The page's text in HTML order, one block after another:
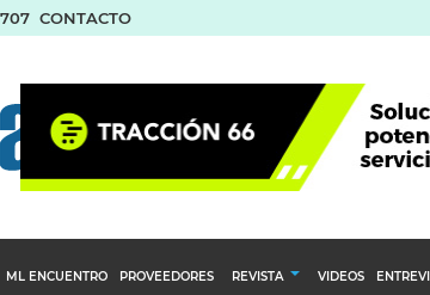
CONTACTO
ML ENCUENTRO PROVEEDORES REVISTA VIDEOS